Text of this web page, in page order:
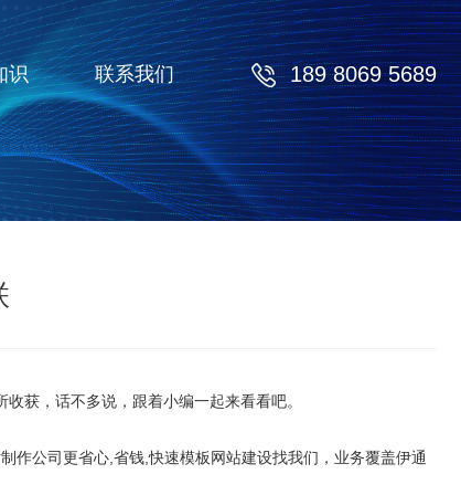
识 联系我们 189 8069 5689
获，话不多说，跟着小编一起来看看吧。
作公司更省心,省钱,快速模板网站建设找我们，业务覆盖伊通